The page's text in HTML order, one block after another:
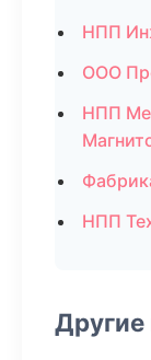
НПП
ООО
НПП
НПП
Другие